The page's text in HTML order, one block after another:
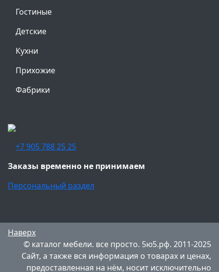
Гостиные
Детские
Кухни
Прихожие
Фабрики
+7 905 788 25 25
Заказы временно не принимаем
Персональный раздел
Наверх
© каталог мебели. все просто. 5ю5.рф. 2011-2025
Сайт, а также вся информация о товарах и ценах,
предоставленная на нём, носит исключительно